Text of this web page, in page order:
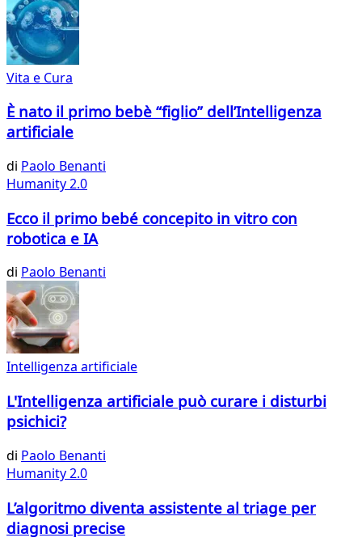
Vita e Cura
È nato il primo bebè “figlio” dell’Intelligenza
artificiale
di Paolo Benanti
Humanity 2.0
Ecco il primo bebé concepito in vitro con
robotica e IA
di Paolo Benanti
Intelligenza artificiale
L'Intelligenza artificiale può curare i disturbi
psichici?
di Paolo Benanti
Humanity 2.0
L’algoritmo diventa assistente al triage per
diagnosi precise